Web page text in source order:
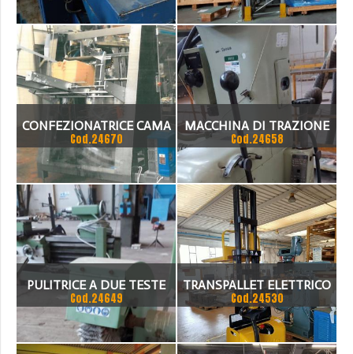
CONFEZIONATRICE CAMA
Cod.24670
MACCHINA DI TRAZIONE
Cod.24658
PULITRICE A DUE TESTE
RODITOR
Cod.24649
TRANSPALLET ELETTRICO
YALE MS10E-2860
Cod.24530